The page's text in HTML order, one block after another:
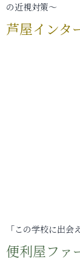
の近視対策～
芦屋インタ
「この学校に出会
便利屋ファ